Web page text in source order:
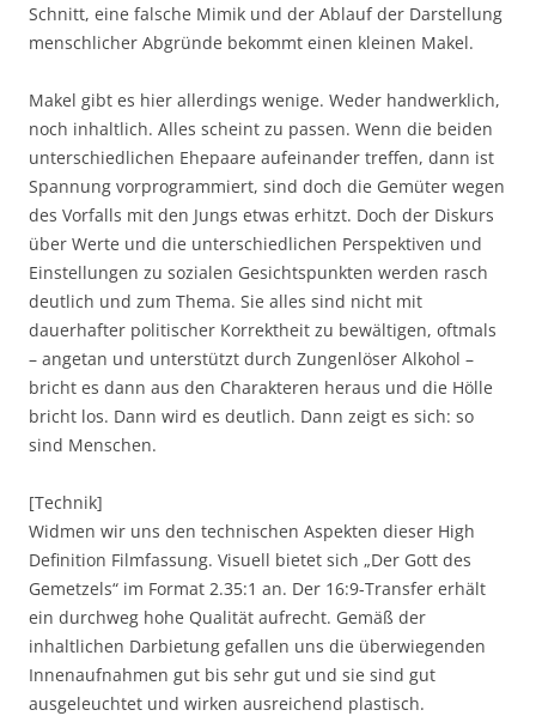
Schnitt, eine falsche Mimik und der Ablauf der Darstellung
menschlicher Abgründe bekommt einen kleinen Makel.
Makel gibt es hier allerdings wenige. Weder handwerklich,
noch inhaltlich. Alles scheint zu passen. Wenn die beiden
unterschiedlichen Ehepaare aufeinander treffen, dann ist
Spannung vorprogrammiert, sind doch die Gemüter wegen
des Vorfalls mit den Jungs etwas erhitzt. Doch der Diskurs
über Werte und die unterschiedlichen Perspektiven und
Einstellungen zu sozialen Gesichtspunkten werden rasch
deutlich und zum Thema. Sie alles sind nicht mit
dauerhafter politischer Korrektheit zu bewältigen, oftmals
– angetan und unterstützt durch Zungenlöser Alkohol –
bricht es dann aus den Charakteren heraus und die Hölle
bricht los. Dann wird es deutlich. Dann zeigt es sich: so
sind Menschen.
[Technik]
Widmen wir uns den technischen Aspekten dieser High
Definition Filmfassung. Visuell bietet sich „Der Gott des
Gemetzels“ im Format 2.35:1 an. Der 16:9-Transfer erhält
ein durchweg hohe Qualität aufrecht. Gemäß der
inhaltlichen Darbietung gefallen uns die überwiegenden
Innenaufnahmen gut bis sehr gut und sie sind gut
ausgeleuchtet und wirken ausreichend plastisch.